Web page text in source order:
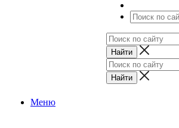
Меню